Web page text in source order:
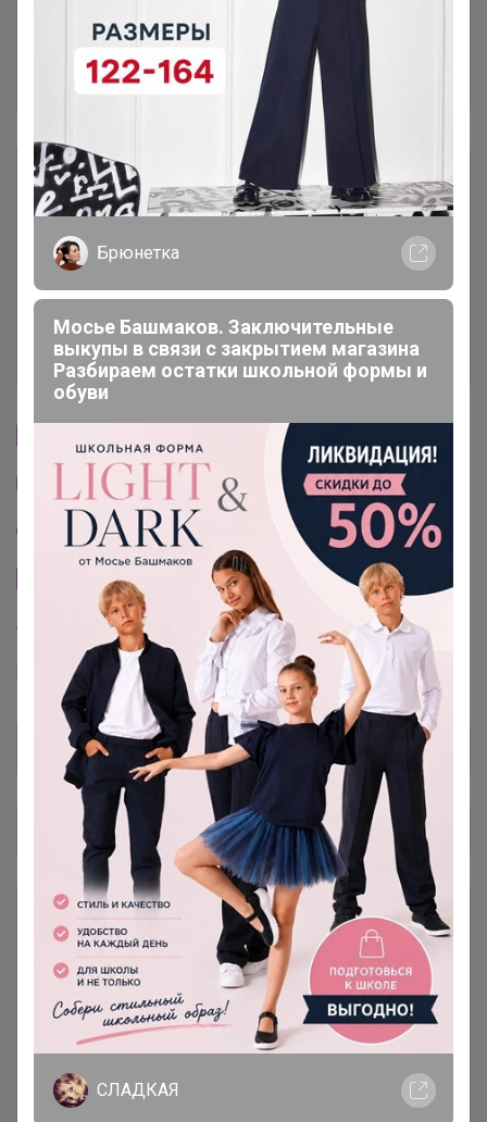
Общий каталог
РАСПРОДАЖА
Футболки, рубашки, поло, толстовки
78
Джинсы женские 28
Джинсы мужские 43
Комментарии к лотам
Отзывы участников
Описание
Условия участия
Ключевые даты
История проведённых выкупов
Другие СП организатора Селена
Пристрой организатора Селена
Сайт закупки
Торговые марки
Ф5™ F`FIVE™
Брюнетка
Мосье Башмаков. Заключительные
выкупы в связи с закрытием магазина
Разбираем остатки школьной формы и
обуви
СЛАДКАЯ